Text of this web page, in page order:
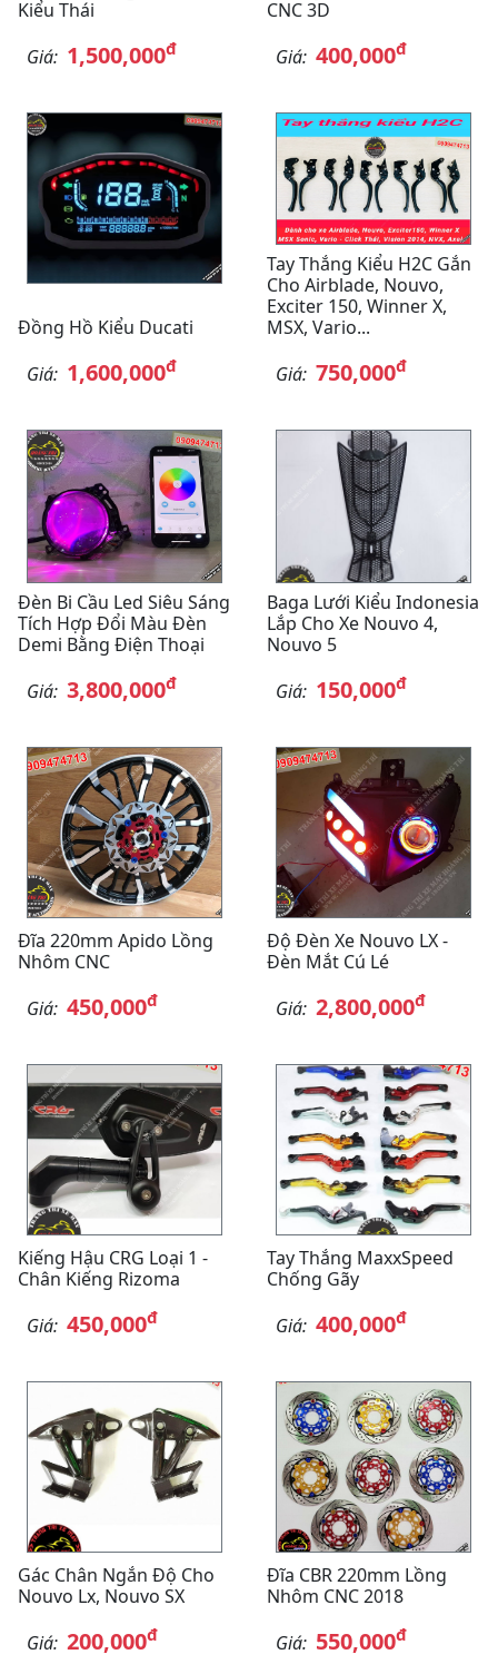
Kiểu Thái
Giá: 1,500,000đ
CNC 3D
Giá: 400,000đ
Đồng Hồ Kiểu Ducati
Giá: 1,600,000đ
Tay Thắng Kiểu H2C Gắn
Cho Airblade, Nouvo,
Exciter 150, Winner X,
MSX, Vario...
Giá: 750,000đ
Đèn Bi Cầu Led Siêu Sáng
Tích Hợp Đổi Màu Đèn
Demi Bằng Điện Thoại
Giá: 3,800,000đ
Baga Lưới Kiểu Indonesia
Lắp Cho Xe Nouvo 4,
Nouvo 5
Giá: 150,000đ
Đĩa 220mm Apido Lồng
Nhôm CNC
Giá: 450,000đ
Độ Đèn Xe Nouvo LX -
Đèn Mắt Cú Lé
Giá: 2,800,000đ
Kiếng Hậu CRG Loại 1 -
Chân Kiếng Rizoma
Giá: 450,000đ
Tay Thắng MaxxSpeed
Chống Gãy
Giá: 400,000đ
Gác Chân Ngắn Độ Cho
Nouvo Lx, Nouvo SX
Giá: 200,000đ
Đĩa CBR 220mm Lồng
Nhôm CNC 2018
Giá: 550,000đ